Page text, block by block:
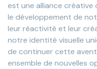
est une alliance créative
le développement de
leur réactivité et leur
notre identité visuelle
de continuer cette
ensemble de nouvelles